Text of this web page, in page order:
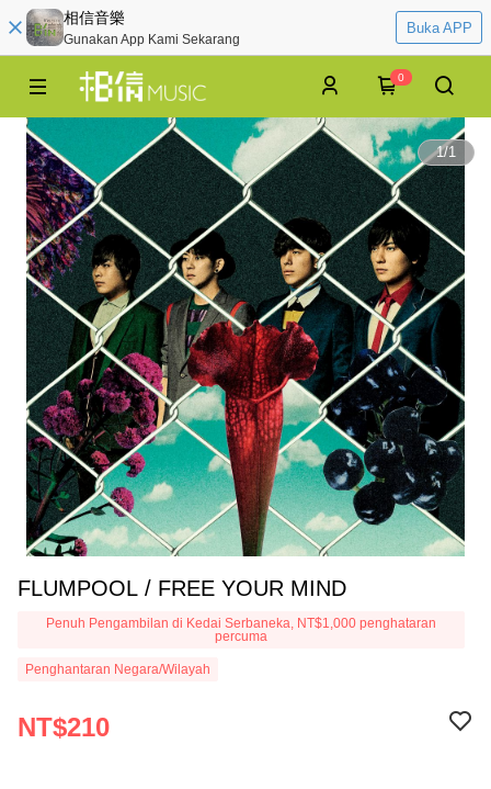
相信音樂
Gunakan App Kami Sekarang
Buka APP
0
1/1
FLUMPOOL / FREE YOUR MIND
Penuh Pengambilan di Kedai Serbaneka, NT$1,000 penghataran
percuma
Penghantaran Negara/Wilayah
NT$210